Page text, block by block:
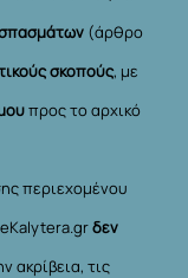
(άρθρο
σκοπούς, με
προς το αρχικό
περιεχομένου
δεν
ακρίβεια, τις